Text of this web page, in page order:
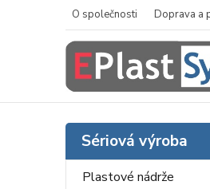
O společnosti Doprava a
Sériová výroba
Plastové nádrže